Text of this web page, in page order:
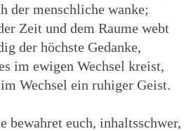
der menschliche wanke;
Zeit und dem Raume webt
der höchste Gedanke,
im ewigen Wechsel kreist,
Wechsel ein ruhiger Geist.
bewahret euch, inhaltsschwer,